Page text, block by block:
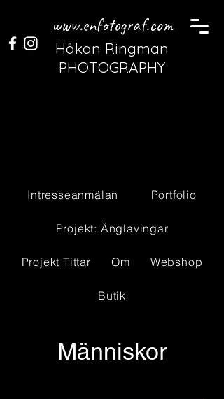
www.enfotograf.com
Håkan Ringman
PHOTOGRAPHY
Intresseanmälan Portfolio
Projekt: Änglavingar
Projekt Tittar Om Webshop
Butik
Människor